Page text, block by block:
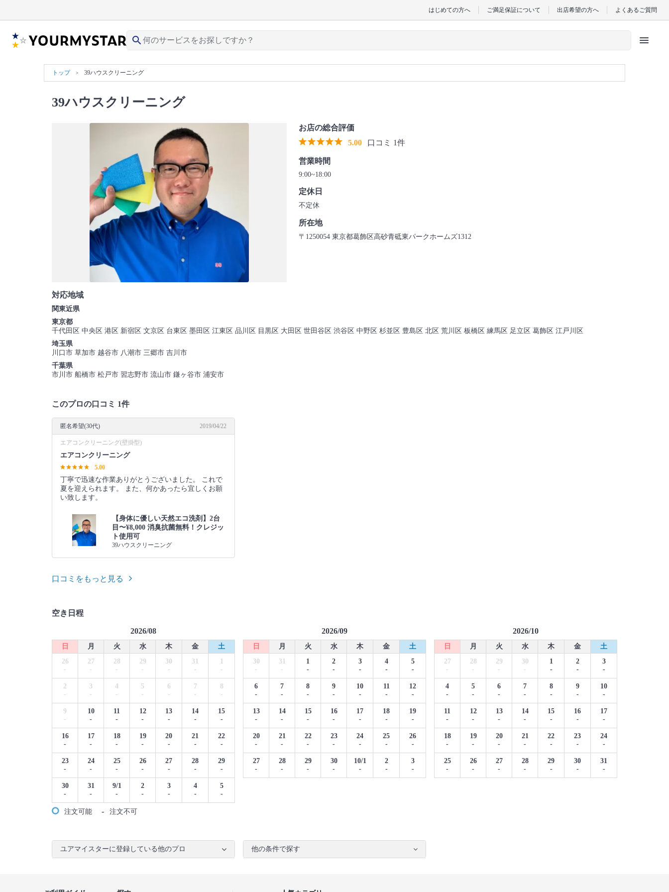
はじめての方へ ご満足保証について 出店希望の方へ よくあるご質問
search menu
トップ 39ハウスクリーニング
39ハウスクリーニング
お店の総合評価
5.00
口コミ 1件
営業時間
9:00~18:00
定休日
不定休
所在地
〒1250054 東京都葛飾区高砂青砥東パークホームズ1312
対応地域
関東近県
東京都
千代田区 中央区 港区 新宿区 文京区 台東区 墨田区 江東区 品川区 目黒区 大田区 世田谷区 渋谷区 中野区 杉並区 豊島区 北区 荒川区 板橋区 練馬区 足立区 葛飾区 江戸川区
埼玉県
川口市 草加市 越谷市 八潮市 三郷市 吉川市
千葉県
市川市 船橋市 松戸市 習志野市 流山市 鎌ヶ谷市 浦安市
このプロの口コミ 1件
匿名希望(30代) 2019/04/22
エアコンクリーニング(壁掛型)
エアコンクリーニング
5.00
丁寧で迅速な作業ありがとうございました。 これで
夏を迎えられます。 また、何かあったら宜しくお願
い致します。
【身体に優しい天然エコ洗剤】2台
目〜¥8,000 消臭抗菌無料！クレジッ
ト使用可
39ハウスクリーニング
口コミをもっと見る
空き日程
2026/08
日 月 火 水 木 金
土
26
-
27
-
28
-
29
-
30
-
31
-
1
-
2
-
3
-
4
-
5
-
6
-
7
-
8
-
9
-
10
-
11
-
12
-
13
-
14
-
15
-
16
-
17
-
18
-
19
-
20
-
21
-
22
-
23
-
24
-
25
-
26
-
27
-
28
-
29
-
30
-
31
-
9/1
-
2
-
3
-
4
-
5
-
2026/09
日 月 火 水 木 金
土
30
-
31
-
1
-
2
-
3
-
4
-
5
-
6
-
7
-
8
-
9
-
10
-
11
-
12
-
13
-
14
-
15
-
16
-
17
-
18
-
19
-
20
-
21
-
22
-
23
-
24
-
25
-
26
-
27
-
28
-
29
-
30
-
10/1
-
2
-
3
-
2026/10
日 月 火 水 木 金
土
27
-
28
-
29
-
30
-
1
-
2
-
3
-
4
-
5
-
6
-
7
-
8
-
9
-
10
-
11
-
12
-
13
-
14
-
15
-
16
-
17
-
18
-
19
-
20
-
21
-
22
-
23
-
24
-
25
-
26
-
27
-
28
-
29
-
30
-
31
-
注文可能 - 注文不可
ユアマイスターに登録している他のプロ 他の条件で探す